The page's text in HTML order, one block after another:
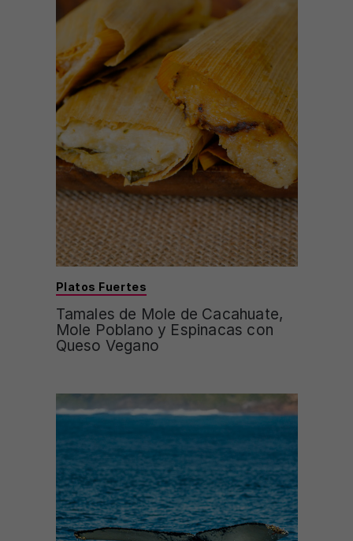
Platos Fuertes
Tamales de Mole de Cacahuate,
Mole Poblano y Espinacas con
Queso Vegano